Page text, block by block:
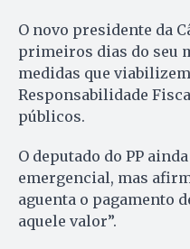
O novo presidente da
primeiros dias do seu
medidas que
Responsabilidade
públicos.
O deputado do PP
emergencial, mas
aguenta o pagamento
aquele valor”.